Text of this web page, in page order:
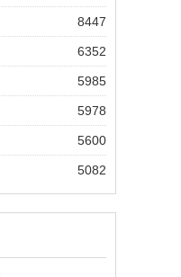
8447
6352
5985
5978
5600
5082